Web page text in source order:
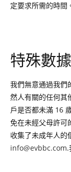
定要求所需的時間
特殊數
我們無意通過我們
然人有關的任何其
戶是否都未滿 16
免在未經父母許可
收集了未成年人的
info@evbbc.com.